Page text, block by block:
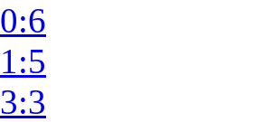
0:6
1:5
3:3